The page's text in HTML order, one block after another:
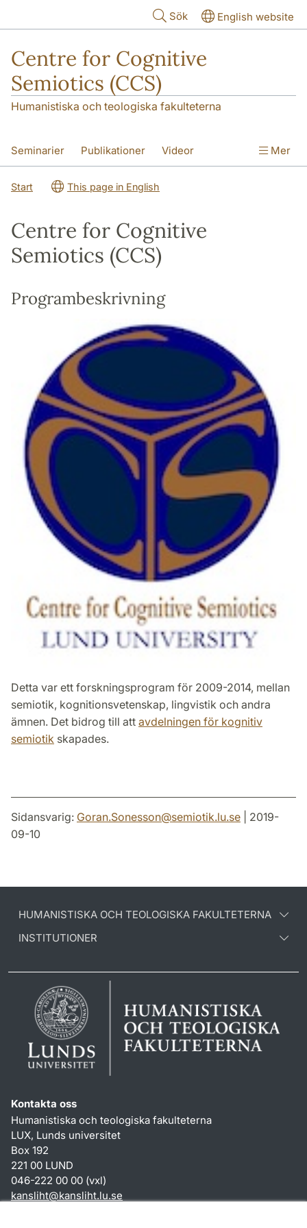
Sök English website
Centre for Cognitive
Semiotics (CCS)
Humanistiska och teologiska fakulteterna
Seminarier Publikationer Videor Mer
Start This page in English
Centre for Cognitive
Semiotics (CCS)
Programbeskrivning
Detta var ett forskningsprogram för 2009-2014, mellan
semiotik, kognitionsvetenskap, lingvistik och andra
ämnen. Det bidrog till att avdelningen för kognitiv
semiotik skapades.
Sidansvarig: Goran.Sonesson@semiotik.lu.se | 2019-
09-10
HUMANISTISKA OCH TEOLOGISKA FAKULTETERNA
INSTITUTIONER
Kontakta oss
Humanistiska och teologiska fakulteterna
LUX, Lunds universitet
Box 192
221 00 LUND
046-222 00 00 (vxl)
kansliht@kansliht.lu.se